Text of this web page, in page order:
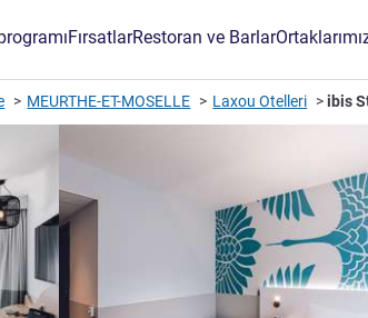
FırsatlarRestoran ve Barlar
MEURTHE-ET-MOSELLE Laxou Otelleri ibis